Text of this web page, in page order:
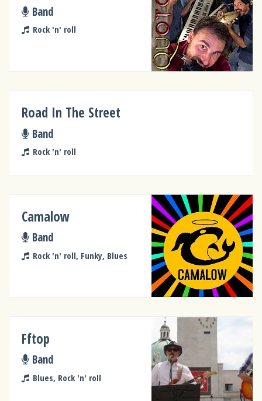
Band
Rock 'n' roll
Road In The Street
Band
Rock 'n' roll
Camalow
Band
Rock 'n' roll, Funky, Blues
Fftop
Band
Blues, Rock 'n' roll